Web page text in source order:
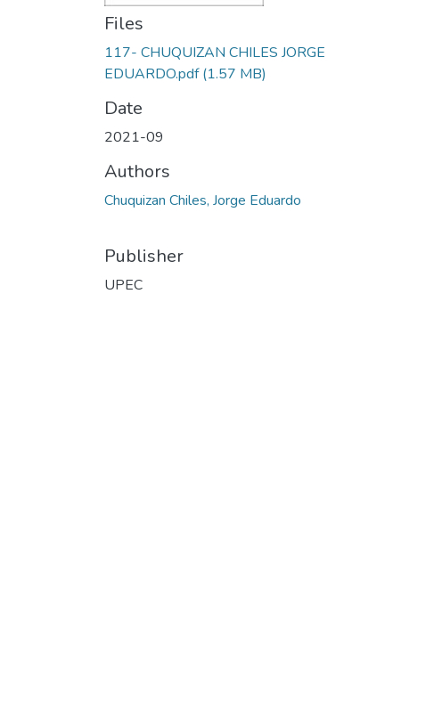
Files
117- CHUQUIZAN CHILES JORGE
EDUARDO.pdf(1.57 MB)
Date
2021-09
Authors
Chuquizan Chiles, Jorge Eduardo
Publisher
UPEC